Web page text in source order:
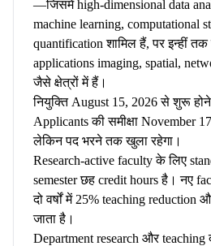
—जिसमें high-dimensional data
machine learning, computational
quantification शामिल हैं, पर इन्हीं
applications imaging, spatial,
जैसे क्षेत्रों में हैं।
नियुक्ति August 15, 2026 से शुरू होने
Applicants की समीक्षा November
लेकिन पद भरने तक खुला रहेगा।
Research-active faculty के लिए
semester छह credit hours है। नए
दो वर्षों में 25% teaching reduction
जाता है।
Department research और teaching